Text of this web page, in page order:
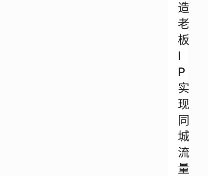
造
老
板
I
P
实
现
同
城
流
量